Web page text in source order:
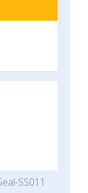
SS011